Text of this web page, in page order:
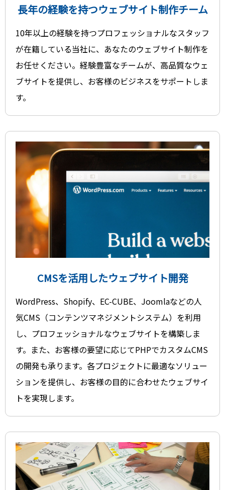
長年の経験を持つウェブサイト制作チーム
10年以上の経験を持つプロフェッショナルなスタッフ
が在籍している当社に、あなたのウェブサイト制作を
お任せください。経験豊富なチームが、高品質なウェ
ブサイトを提供し、お客様のビジネスをサポートしま
す。
CMSを活用したウェブサイト開発
WordPress、Shopify、EC-CUBE、Joomlaなどの人
気CMS（コンテンツマネジメントシステム）を利用
し、プロフェッショナルなウェブサイトを構築しま
す。また、お客様の要望に応じてPHPでカスタムCMS
の開発も承ります。各プロジェクトに最適なソリュー
ションを提供し、お客様の目的に合わせたウェブサイ
トを実現します。